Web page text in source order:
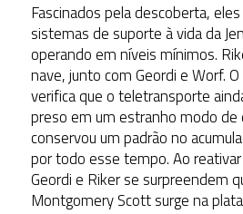
Fascinados pela descoberta,
sistemas de suporte à vida da
operando em níveis mínimos.
nave, junto com Geordi e Worf.
verifica que o teletransporte
preso em um estranho modo de
conservou um padrão no
por todo esse tempo. Ao
Geordi e Riker se surpreendem
Montgomery Scott surge na